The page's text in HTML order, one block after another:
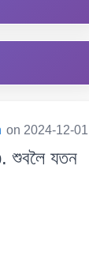
on 2024-12-01
যতন